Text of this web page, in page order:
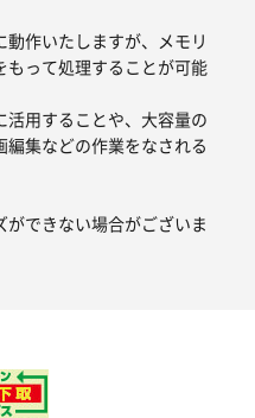
作いたしますが、メモリ
もって処理することが可能
用することや、大容量の
集などの作業をなされる
できない場合がございま